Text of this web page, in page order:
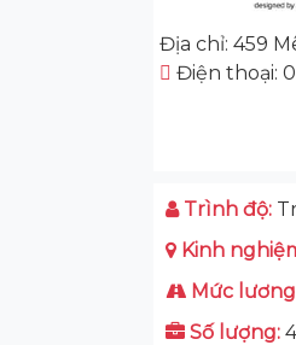
Địa chỉ: 459
Điện thoại:
Trình độ:
Kinh
Mức
Số lượng: 4